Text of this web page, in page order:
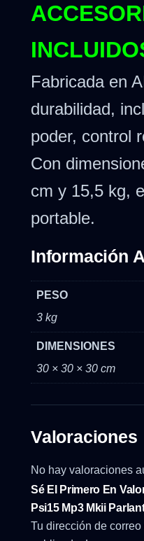
Fabricada en
durabilidad,
poder, control
Con
cm y 15,5 kg,
portable.
Información
PESO
3 kg
DIMENSIONES
30 × 30 × 30 cm
Valoraciones
No hay valoraciones
Sé El Primero En
Psi15 Mp3 Mkii
Tu dirección de